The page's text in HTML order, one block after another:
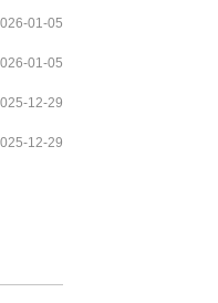
01-05
01-05
12-29
12-29